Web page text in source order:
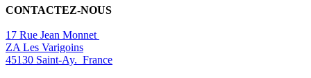
CONTACTEZ-NOUS
17 Rue Jean Monnet
ZA Les Varigoins
45130 Saint-Ay. France